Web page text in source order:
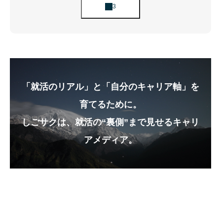
「就活のリアル」と「自分のキャリア軸」を
育てるために。
しごサクは、就活の“裏側”まで見せるキャリ
アメディア。